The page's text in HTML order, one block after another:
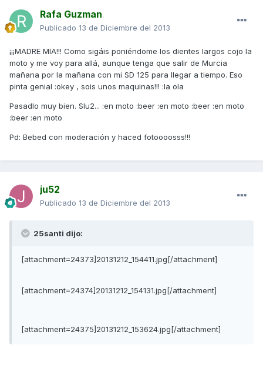
Rafa Guzman
Publicado 13 de Diciembre del 2013
¡¡¡MADRE MIA!!! Como sigáis poniéndome los dientes largos cojo la
moto y me voy para allá, aunque tenga que salir de Murcia
mañana por la mañana con mi SD 125 para llegar a tiempo. Eso
pinta genial :okey , sois unos maquinas!!! :la ola
Pasadlo muy bien. Slu2... :en moto :beer :en moto :beer :en moto
:beer :en moto
Pd: Bebed con moderación y haced fotoooosss!!!
ju52
Publicado 13 de Diciembre del 2013
25santi dijo:
[attachment=24373]20131212_154411.jpg[/attachment]
[attachment=24374]20131212_154131.jpg[/attachment]
[attachment=24375]20131212_153624.jpg[/attachment]